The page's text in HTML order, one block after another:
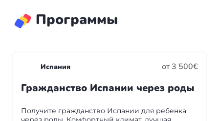
Программы
Испания от 3 500€
Гражданство Испании через роды
Получите гражданство Испании для ребенка
Дания
Америка
Аргентина
Канада